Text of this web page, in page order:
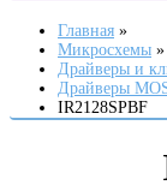
Главная
Микросхемы
Драйверы и
Драйверы
IR2128SPBF